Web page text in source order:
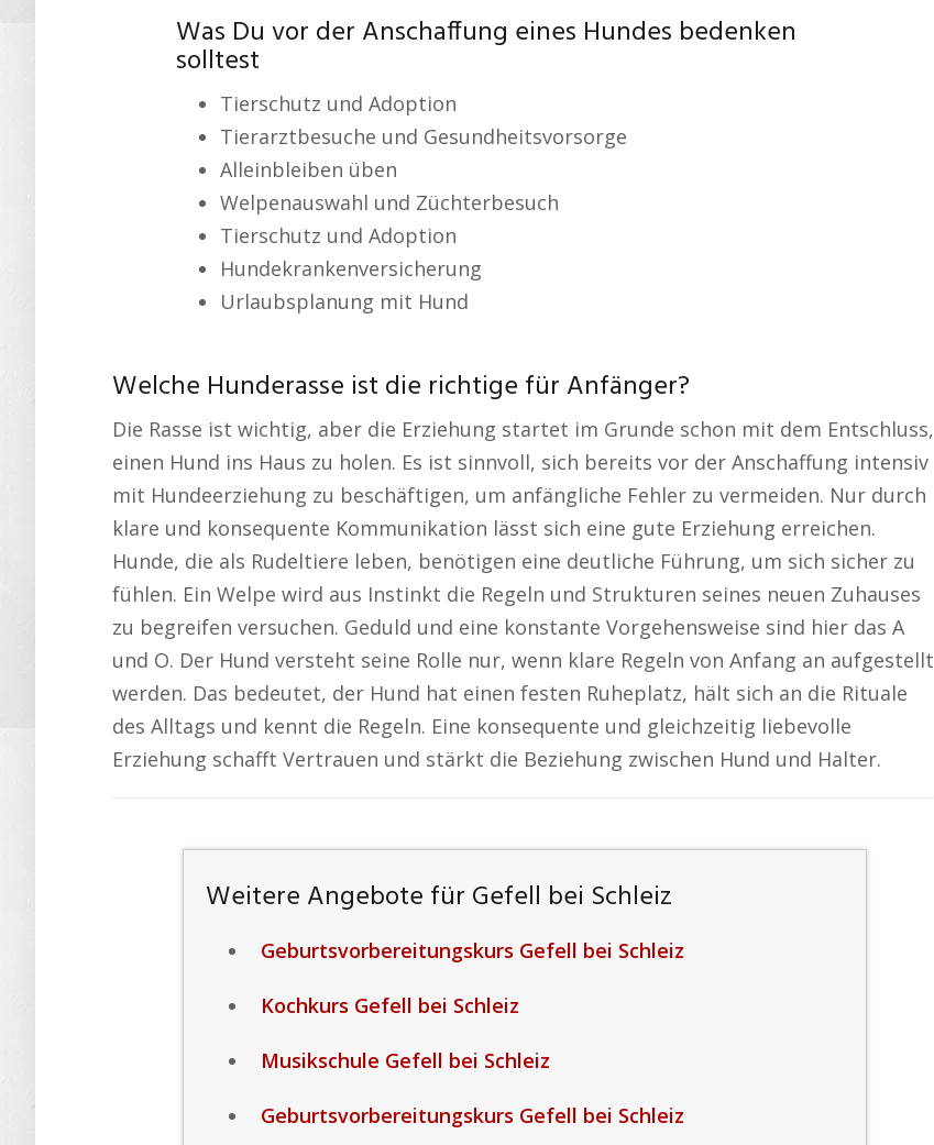
Was Du vor der Anschaffung eines Hundes bedenken
solltest
Tierschutz und Adoption
Tierarztbesuche und Gesundheitsvorsorge
Alleinbleiben üben
Welpenauswahl und Züchterbesuch
Tierschutz und Adoption
Hundekrankenversicherung
Urlaubsplanung mit Hund
Welche Hunderasse ist die richtige für Anfänger?
Die Rasse ist wichtig, aber die Erziehung startet im Grunde schon mit dem Entschluss,
einen Hund ins Haus zu holen. Es ist sinnvoll, sich bereits vor der Anschaffung intensiv
mit Hundeerziehung zu beschäftigen, um anfängliche Fehler zu vermeiden. Nur durch
klare und konsequente Kommunikation lässt sich eine gute Erziehung erreichen.
Hunde, die als Rudeltiere leben, benötigen eine deutliche Führung, um sich sicher zu
fühlen. Ein Welpe wird aus Instinkt die Regeln und Strukturen seines neuen Zuhauses
zu begreifen versuchen. Geduld und eine konstante Vorgehensweise sind hier das A
und O. Der Hund versteht seine Rolle nur, wenn klare Regeln von Anfang an aufgestellt
werden. Das bedeutet, der Hund hat einen festen Ruheplatz, hält sich an die Rituale
des Alltags und kennt die Regeln. Eine konsequente und gleichzeitig liebevolle
Erziehung schafft Vertrauen und stärkt die Beziehung zwischen Hund und Halter.
Weitere Angebote für Gefell bei Schleiz
Geburtsvorbereitungskurs Gefell bei Schleiz
Kochkurs Gefell bei Schleiz
Musikschule Gefell bei Schleiz
Geburtsvorbereitungskurs Gefell bei Schleiz